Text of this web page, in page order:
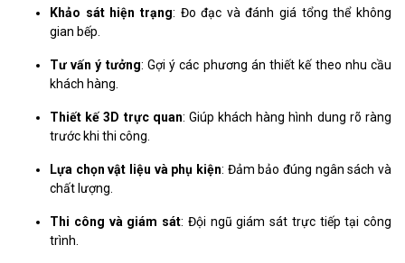
Khảo sát hiện trạng: Đo đạc và đánh giá tổng thể không
gian bếp.
Tư vấn ý tưởng: Gợi ý các phương án thiết kế theo nhu cầu
khách hàng.
Thiết kế 3D trực quan: Giúp khách hàng hình dung rõ ràng
trước khi thi công.
Lựa chọn vật liệu và phụ kiện: Đảm bảo đúng ngân sách và
chất lượng.
Thi công và giám sát: Đội ngũ giám sát trực tiếp tại công
trình.